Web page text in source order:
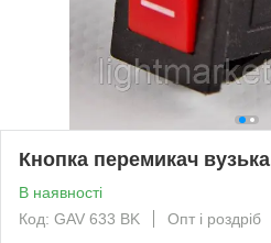
Кнопка перемикач
В наявності
Код: GAV 633 BK
Опт і роздріб